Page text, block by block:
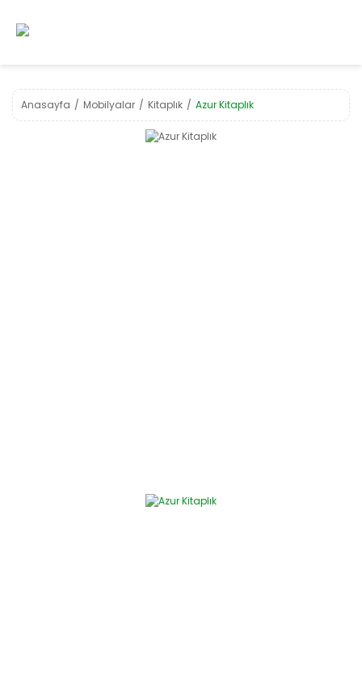
Anasayfa Mobilyalar Kitaplık Azur Kitaplık